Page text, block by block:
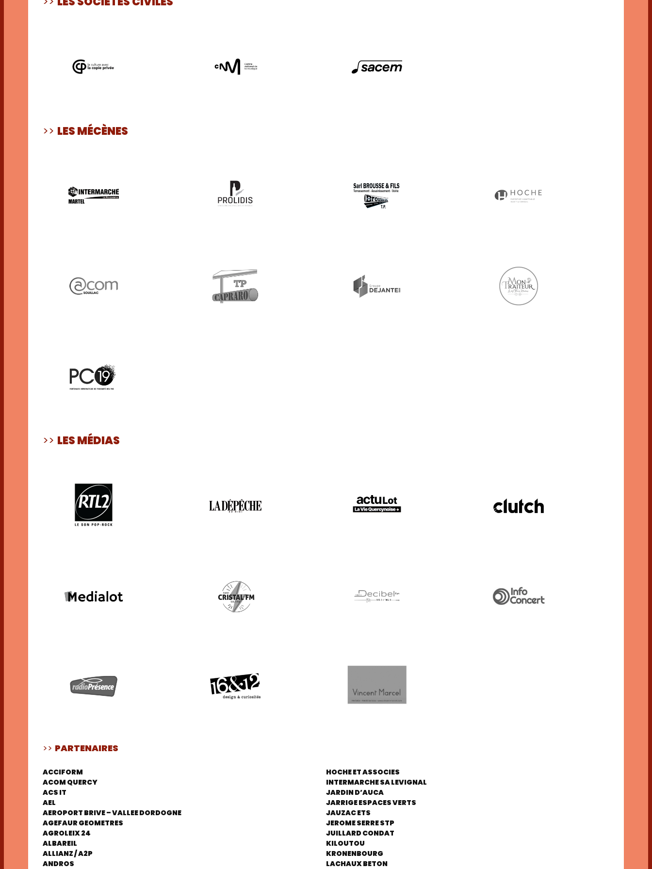
>> LES MÉCÈNES
>> LES MÉDIAS
>> PARTENAIRES
ACCIFORM
ACOM QUERCY
ACS IT
AEL
AEROPORT BRIVE – VALLEE DORDOGNE
AGEFAUR GEOMETRES
AGROLEIX 24
ALBAREIL
ALLIANZ / A2P
ANDROS
HOCHE ET ASSOCIES
INTERMARCHE SA LEVIGNAL
JARDIN D’AUCA
JARRIGE ESPACES VERTS
JAUZAC ETS
JEROME SERRE STP
JUILLARD CONDAT
KILOUTOU
KRONENBOURG
LACHAUX BETON